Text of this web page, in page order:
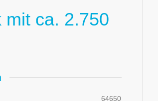
mit ca. 2.750
64650